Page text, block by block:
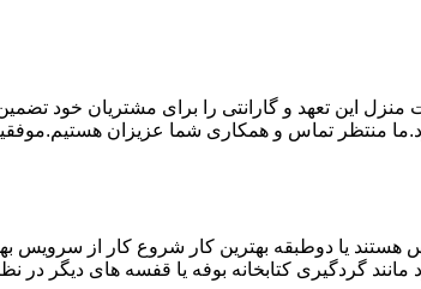
تعهد و گارانتی را برای مشتریان خود تضمین
منتظر تماس و همکاری شما عزیزان
یا دوطبقه بهترین کار شروع کار از
مانند گردگیری کتابخانه بوفه یا قفسه های دیگر در